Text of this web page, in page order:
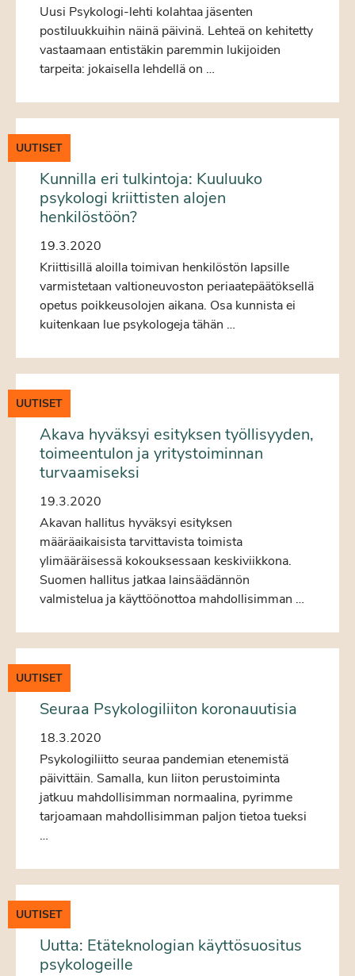
Uusi Psykologi-lehti kolahtaa jäsenten
postiluukkuihin näinä päivinä. Lehteä on kehitetty
vastaamaan entistäkin paremmin lukijoiden
tarpeita: jokaisella lehdellä on …
UUTISET
Kunnilla eri tulkintoja: Kuuluuko
psykologi kriittisten alojen
henkilöstöön?
19.3.2020
Kriittisillä aloilla toimivan henkilöstön lapsille
varmistetaan valtioneuvoston periaatepäätöksellä
opetus poikkeusolojen aikana. Osa kunnista ei
kuitenkaan lue psykologeja tähän …
UUTISET
Akava hyväksyi esityksen työllisyyden,
toimeentulon ja yritystoiminnan
turvaamiseksi
19.3.2020
Akavan hallitus hyväksyi esityksen
määräaikaisista tarvittavista toimista
ylimääräisessä kokouksessaan keskiviikkona.
Suomen hallitus jatkaa lainsäädännön
valmistelua ja käyttöönottoa mahdollisimman …
UUTISET
Seuraa Psykologiliiton koronauutisia
18.3.2020
Psykologiliitto seuraa pandemian etenemistä
päivittäin. Samalla, kun liiton perustoiminta
jatkuu mahdollisimman normaalina, pyrimme
tarjoamaan mahdollisimman paljon tietoa tueksi
…
UUTISET
Uutta: Etäteknologian käyttösuositus
psykologeille